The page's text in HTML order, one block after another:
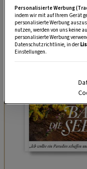
Personalisierte Werbung
indem wir mit auf Ihrem Gerät
personalisierte Werbung
nutzen, werden von uns keine
personalisierte Werbung
Datenschutzrichtlinie, in der
Einstellungen.